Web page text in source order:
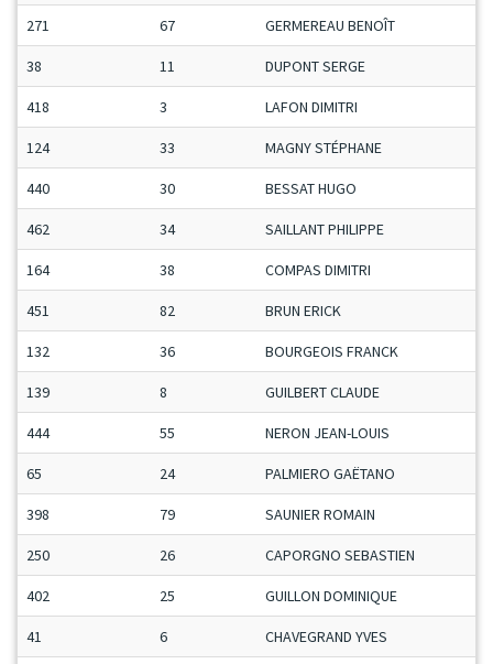
271 67 GERMEREAU BENOÎT
38 11 DUPONT SERGE
418 3 LAFON DIMITRI
124 33 MAGNY STÉPHANE
440 30 BESSAT HUGO
462 34 SAILLANT PHILIPPE
164 38 COMPAS DIMITRI
451 82 BRUN ERICK
132 36 BOURGEOIS FRANCK
139 8 GUILBERT CLAUDE
444 55 NERON JEAN-LOUIS
65 24 PALMIERO GAËTANO
398 79 SAUNIER ROMAIN
250 26 CAPORGNO SEBASTIEN
402 25 GUILLON DOMINIQUE
41 6 CHAVEGRAND YVES